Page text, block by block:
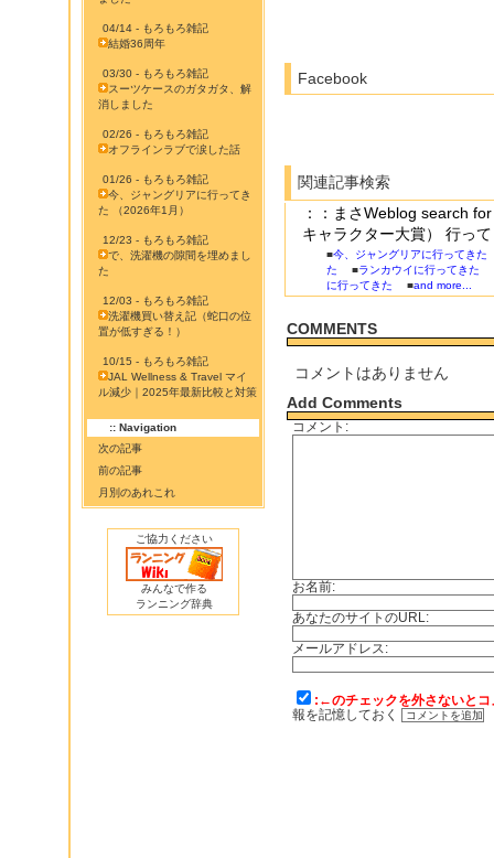
04/14 - もろもろ雑記
結婚36周年
03/30 - もろもろ雑記
スーツケースのガタガタ、解
消しました
02/26 - もろもろ雑記
オフラインラブで涙した話
01/26 - もろもろ雑記
今、ジャングリアに行ってき
た （2026年1月）
12/23 - もろもろ雑記
で、洗濯機の隙間を埋めまし
た
12/03 - もろもろ雑記
洗濯機買い替え記（蛇口の位
置が低すぎる！）
10/15 - もろもろ雑記
JAL Wellness & Travel マイ
ル減少｜2025年最新比較と対策
:: Navigation
次の記事
前の記事
月別のあれこれ
ご協力ください
みんなで作る
ランニング辞典
Facebook
関連記事検索
：：まさWeblog search
キャラクター大賞） 行っ
■今、ジャングリアに行ってきた
た ■ランカウイに行ってきた
に行ってきた ■and more...
COMMENTS
コメントはありません
Add Comments
コメント:
お名前:
あなたのサイトのURL:
メールアドレス:
:←のチェックを外さないと
報を記憶しておく